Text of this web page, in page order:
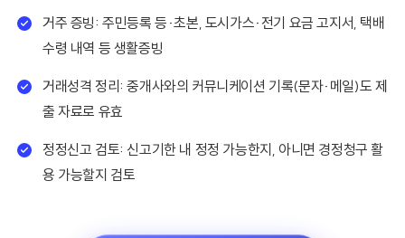
거주 증빙: 주민등록 등·초본, 도시가스·전기 요금 고지서, 택배
수령 내역 등 생활증빙
거래성격 정리: 중개사와의 커뮤니케이션 기록(문자·메일)도 제
출 자료로 유효
정정신고 검토: 신고기한 내 정정 가능한지, 아니면 경정청구 활
용 가능할지 검토